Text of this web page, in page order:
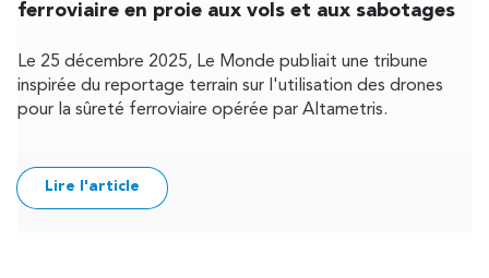
ferroviaire en proie aux vols et aux sabotages
Le 25 décembre 2025, Le Monde publiait une tribune
inspirée du reportage terrain sur l'utilisation des drones
pour la sûreté ferroviaire opérée par Altametris.
Lire l'article